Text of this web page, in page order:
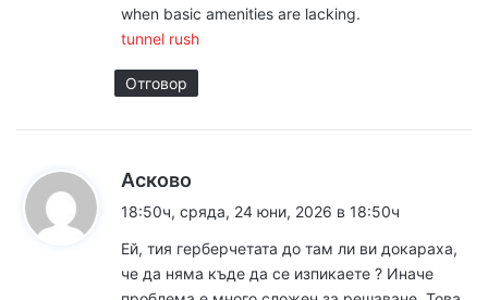
when basic amenities are lacking.
tunnel rush
Отговор
Асково
а
а
18:50ч, сряда, 24 юни, 2026 в 18:50ч
Ей, тия герберчетата до там ли ви докараха,
че да няма къде да се изпикаете ? Иначе